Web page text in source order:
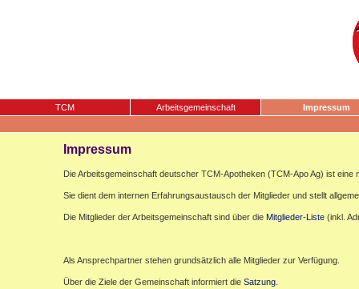
TCM Arbeitsgemeinschaft Impressum
Impressum
Die Arbeitsgemeinschaft deutscher TCM-Apotheken (TCM-Apo Ag) ist eine
Sie dient dem internen Erfahrungsaustausch der Mitglieder und stellt
Die Mitglieder der Arbeitsgemeinschaft sind über die Mitglieder-Liste (inkl.
Als Ansprechpartner stehen grundsätzlich alle Mitglieder zur Verfügung.
Über die Ziele der Gemeinschaft informiert die Satzung